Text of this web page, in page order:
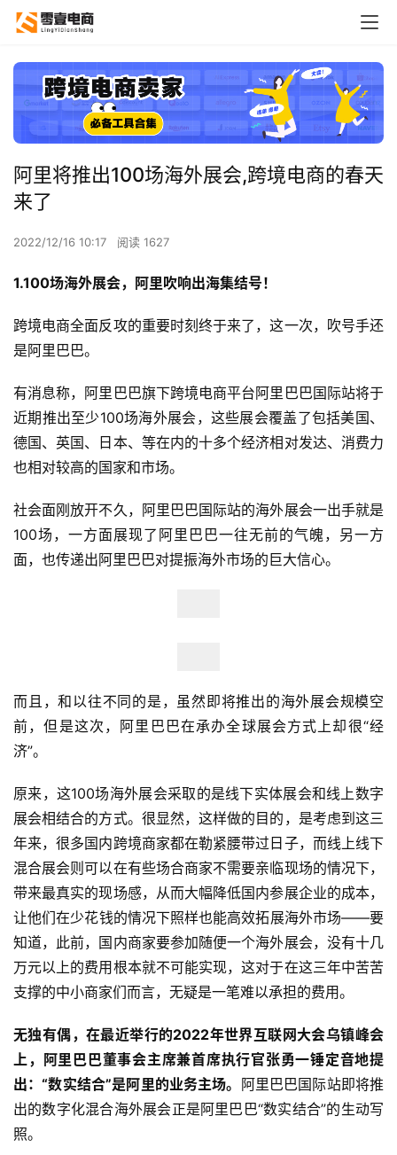
阿里将推出100场海外展会,跨境电商的春天
来了
2022/12/16 10:17 阅读 1627
1.100场海外展会，阿里吹响出海集结号！
跨境电商全面反攻的重要时刻终于来了，这一次，吹号手还
是阿里巴巴。
有消息称，阿里巴巴旗下跨境电商平台阿里巴巴国际站将于
近期推出至少100场海外展会，这些展会覆盖了包括美国、
德国、英国、日本、等在内的十多个经济相对发达、消费力
也相对较高的国家和市场。
社会面刚放开不久，阿里巴巴国际站的海外展会一出手就是
100场，一方面展现了阿里巴巴一往无前的气魄，另一方
面，也传递出阿里巴巴对提振海外市场的巨大信心。
而且，和以往不同的是，虽然即将推出的海外展会规模空
前，但是这次，阿里巴巴在承办全球展会方式上却很“经
济”。
原来，这100场海外展会采取的是线下实体展会和线上数字
展会相结合的方式。很显然，这样做的目的，是考虑到这三
年来，很多国内跨境商家都在勒紧腰带过日子，而线上线下
混合展会则可以在有些场合商家不需要亲临现场的情况下，
带来最真实的现场感，从而大幅降低国内参展企业的成本，
让他们在少花钱的情况下照样也能高效拓展海外市场——要
知道，此前，国内商家要参加随便一个海外展会，没有十几
万元以上的费用根本就不可能实现，这对于在这三年中苦苦
支撑的中小商家们而言，无疑是一笔难以承担的费用。
无独有偶，在最近举行的2022年世界互联网大会乌镇峰会
上，阿里巴巴董事会主席兼首席执行官张勇一锤定音地提
出：“数实结合”是阿里的业务主场。 阿里巴巴国际站即将推
出的数字化混合海外展会正是阿里巴巴“数实结合”的生动写
照。